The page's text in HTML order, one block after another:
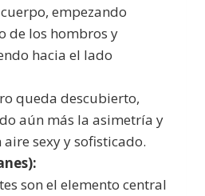
empezando
de los hombros y
hacia el lado
queda descubierto,
aún más la asimetría y
sexy y sofisticado.
son el elemento central